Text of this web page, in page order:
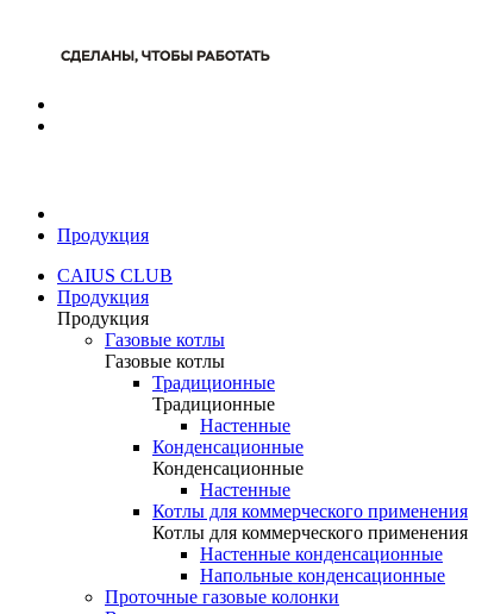
Продукция
CAIUS CLUB
Продукция
Продукция
Газовые котлы
Газовые котлы
Традиционные
Традиционные
Настенные
Конденсационные
Конденсационные
Настенные
Котлы для коммерческого применения
Котлы для коммерческого применения
Настенные конденсационные
Напольные конденсационные
Проточные газовые колонки